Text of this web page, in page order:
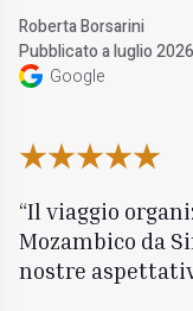
Roberta Borsarini
Pubblicato a luglio 2026
Google
Il viaggio
Mozambico da
nostre